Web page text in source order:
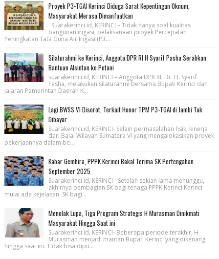
Proyek P3-TGAI Kerinci Diduga Sarat Kepentingan Oknum,
Masyarakat Merasa Dimanfaatkan
Suarakerinci.id, KERINCI – Tidak hanya soal kualitas
bangunan irigasi, pelaksanaan proyek Percepatan
Peningkatan Tata Guna Air Irigasi (P3...
Silaturahmi ke Kerinci, Anggota DPR RI H Syarif Pasha Serahkan
Bantuan Alsintan ke Petani
suarakerinci.id, KERINCI – Anggota DPR RI, Dr. H. Syarif
Fasha, melakukan silaturahmi bersama Bupati Kerinci dan
jajaran Pemerintah Daerah K...
Lagi BWSS VI Disorot, Terkait Honor TPM P3-TGAI di Jambi Tak
Dibayar
Suarakerinci.id, KERINCI- Selain permasalahan fisik, kinerja
dari Balai Wilayah Sumatera VI yang mengalokasikan proyek
pekerjaannya dalam be...
Kabar Gembira, PPPK Kerinci Bakal Terima SK Pertengahan
September 2025
Suarakerinci.id, KERINCI - Setelah sekian lama menunggu,
akhirnya pembagian SK bagi tenaga PPPK Kerinci Kerinci
mulai ada kejelasan. SK bagi...
Menolak Lupa, Tiga Program Strategis H Murasman Dinikmati
Masyarakat Hingga Saat ini
Suarakerinci.id, KERINCI- Beberapa periode terakhir, H
Murasman menjadi mantan Bupati Kerinci yang dikenang
hingga saat ini. Tidak bisa dipu...